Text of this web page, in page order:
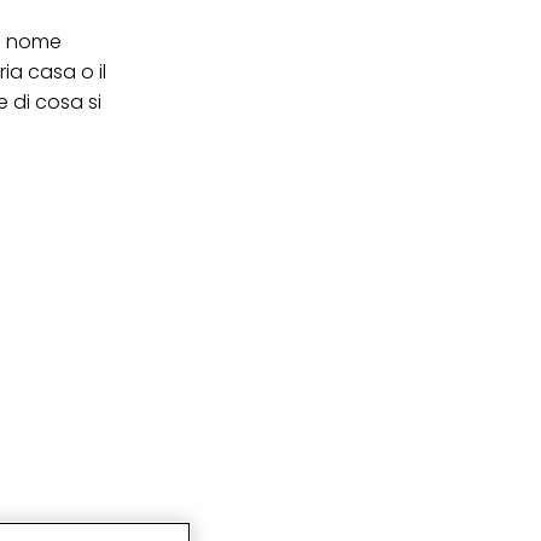
nome
casa o il
di cosa si